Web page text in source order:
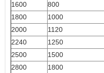
1600
800
1800
1000
2000
1120
2240
1250
2500
1500
2800
1800